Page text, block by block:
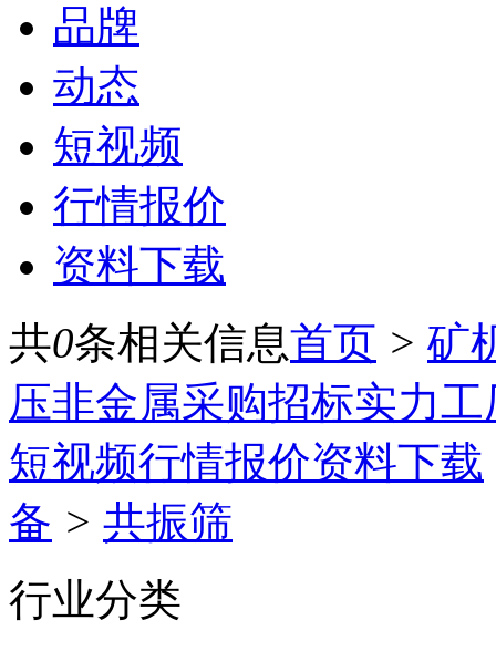
品牌
动态
短视频
行情报价
资料下载
共0条相关信息首页 > 矿
压非金属采购招标实力工
短视频行情报价资料下载
备 > 共振筛
行业分类